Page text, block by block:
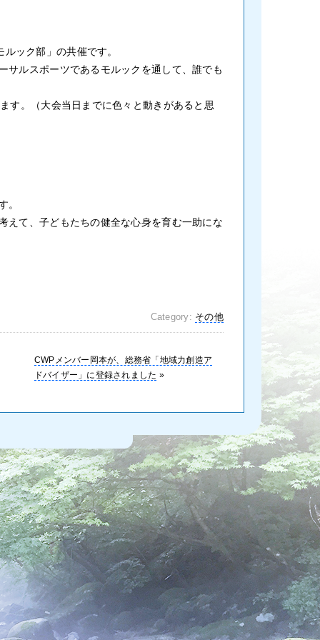
ック部」の共催です。
サルスポーツであるモルックを通して、誰でも
す。（大会当日までに色々と動きがあると思
。
えて、子どもたちの健全な心身を育む一助にな
Category: その他
CWPメンバー岡本が、総務省「地域力創造ア
ドバイザー」に登録されました »